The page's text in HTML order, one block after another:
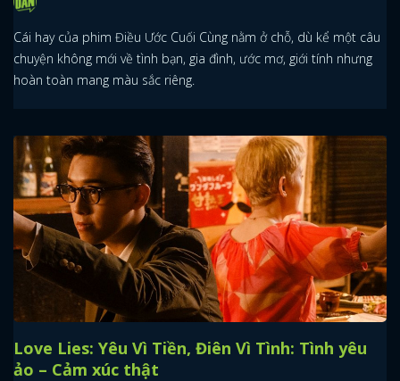
Cái hay của phim Điều Ước Cuối Cùng nằm ở chỗ, dù kể một câu
chuyện không mới về tình bạn, gia đình, ước mơ, giới tính nhưng
hoàn toàn mang màu sắc riêng.
Love Lies: Yêu Vì Tiền, Điên Vì Tình: Tình yêu
ảo – Cảm xúc thật